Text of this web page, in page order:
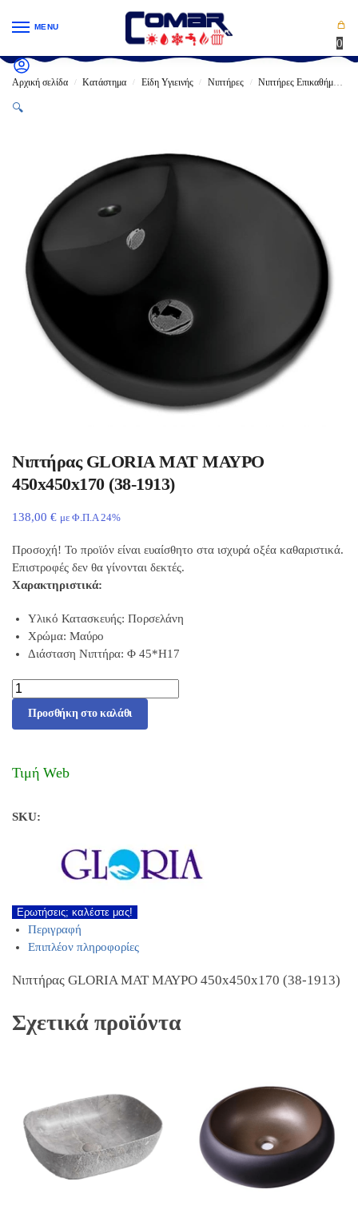
MENU
0
Αρχική σελίδα / Κατάστημα / Είδη Υγιεινής / Νιπτήρες / Νιπτήρες Επικαθήμενοι
🔍
Νιπτήρας GLORIA ΜΑΤ ΜΑΥΡΟ
450x450x170 (38-1913)
138,00 € με Φ.Π.Α 24%
Προσοχή! Το προϊόν είναι ευαίσθητο στα ισχυρά οξέα καθαριστικά.
Επιστροφές δεν θα γίνονται δεκτές.
Χαρακτηριστικά:
Υλικό Κατασκευής: Πορσελάνη
Χρώμα: Μαύρο
Διάσταση Νιπτήρα: Φ 45*Η17
Προσθήκη στο καλάθι
Τιμή Web
SKU:
Ερωτήσεις; καλέστε μας!
Περιγραφή
Επιπλέον πληροφορίες
Νιπτήρας GLORIA ΜΑΤ ΜΑΥΡΟ 450x450x170 (38-1913)
Σχετικά προϊόντα